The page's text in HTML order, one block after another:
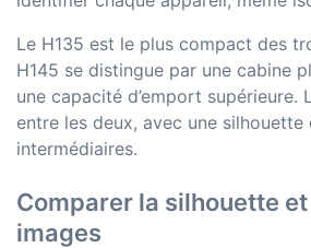
Le H135 est le plus compact des
H145 se distingue par une cabine
une capacité d’emport supérieure.
entre les deux, avec une
intermédiaires.
Comparer la silhouette
images